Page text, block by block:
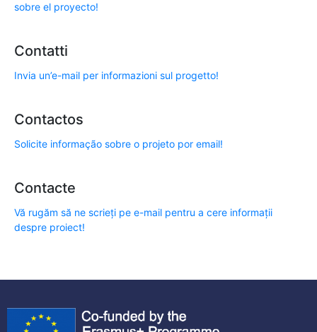
sobre el proyecto!
Contatti
Invia un’e-mail per informazioni sul progetto!
Contactos
Solicite informação sobre o projeto por email!
Contacte
Vă rugăm să ne scrieți pe e-mail pentru a cere informații
despre proiect!